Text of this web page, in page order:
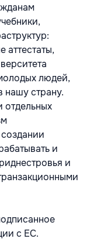
аттестаты,
людей,
нашу страну.
отдельных
и
и
с ЕС.